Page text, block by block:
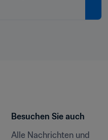
Besuchen Sie auch
Alle Nachrichten und